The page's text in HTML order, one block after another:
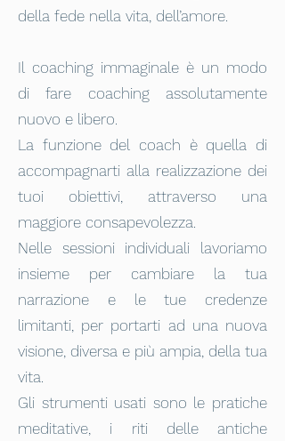
della fede nella vita, dell’amore.
Il coaching immaginale è un modo
di fare coaching assolutamente
nuovo e libero.
La funzione del coach è quella di
accompagnarti alla realizzazione dei
tuoi obiettivi, attraverso una
maggiore consapevolezza.
Nelle sessioni individuali lavoriamo
insieme per cambiare la tua
narrazione e le tue credenze
limitanti, per portarti ad una nuova
visione, diversa e più ampia, della tua
vita.
Gli strumenti usati sono le pratiche
meditative, i riti delle antiche